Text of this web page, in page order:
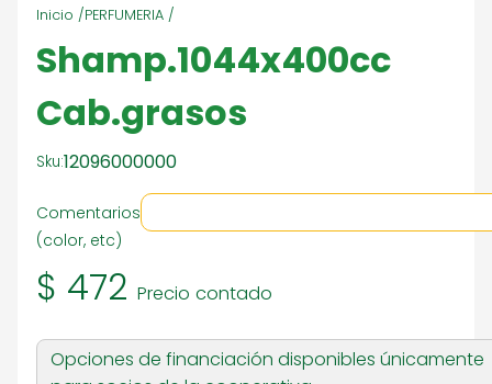
Inicio /PERFUMERIA /
Shamp.1044x400cc
Cab.grasos
Sku:12096000000
Comentarios
(color, etc)
$ 472 Precio contado
Opciones de financiación disponibles únicamente